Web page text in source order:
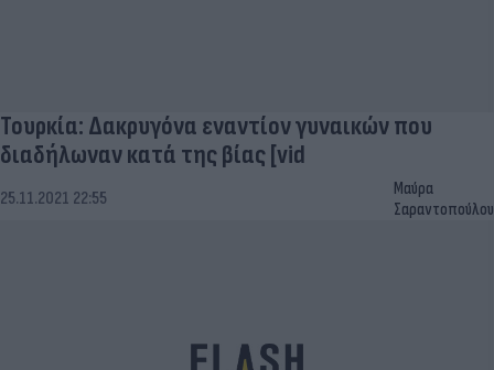
Τουρκία: Δακρυγόνα εναντίον γυναικών που
διαδήλωναν κατά της βίας [vid
25.11.2021 22:55
Μαύρα
Σαραντοπούλου